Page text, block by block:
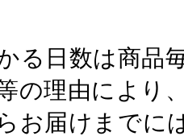
る日数は商品
の理由により
お届けまでに